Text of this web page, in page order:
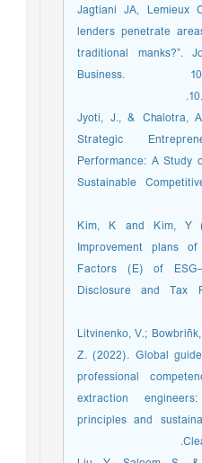
30) Jagtiani JA,
lenders penetrate
traditional manks?”.
Business.
31) Jyoti, J., &
Strategic
Performance: A
Sustainable
32) Kim, K and Kim,
Improvement plans
Factors (E) of
Disclosure and Tax
33) Litvinenko, V.;
Z. (2022). Global
professional
extraction
principles and